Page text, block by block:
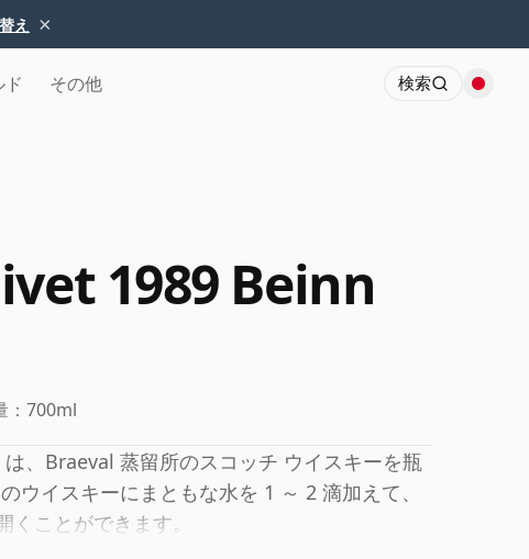
え ×
ド その他 検索
1989 Beinn
700ml
、Braeval 蒸留所のスコッチ ウイスキーを瓶
ウイスキーにまともな水を 1 ～ 2 滴加えて、
ことができます。